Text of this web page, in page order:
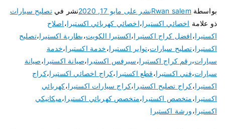
بواسطة Rwan salemنشر على مايو 17, 2020 نشر فيتصليح سيارات
ذو علامة اخصائي اكستيرا،اخصائي كهربائي اكستيرا،اصلاح
اكستيرا،افضل كراج اكستيرا،اكستيرا الكويت،بطارية اكستيرا،تصليح
اكستيرا،تصليح سيارات،تواير اكستيرا،خدمة اكستيرا،خدمة
سيارات،رقم كراج اكستيرا،سيرفس اكستيرا،صيانة اكستيرا،صيانة
سيارات،فني اكستيرا،قطع اكستيرا،كراج اخصائي اكستيرا،كراج
اكستيرا،كراج تصليح اكستيرا،كراج سيارات اكستيرا،كهربائي
اكستيرا،متخصص اكستيرا،متخصص كهربائي اكستيرا،ميكانيكي
اكستيرا،ورشة اكستيرا